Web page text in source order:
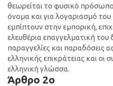
θεωρείται το φυσικό
όνομα και για λογαριασμό του
εμπίπτουν στην εμπορική,
ελευθέρια επαγγελματική του
παραγγελίες και παραδόσεις
ελληνικής επικράτειας και οι
ελληνική γλώσσα.
Άρθρο 2ο